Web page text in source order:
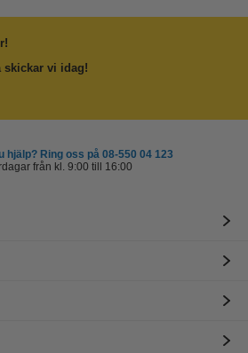
skickar vi idag!
hjälp? Ring oss på 08-550 04 123
från kl. 9:00 till 16:00